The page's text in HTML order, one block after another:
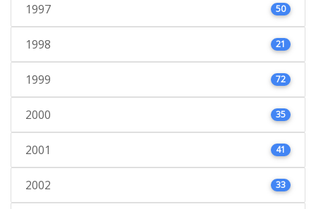
1997 50
1998 21
1999 72
2000 35
2001 41
2002 33